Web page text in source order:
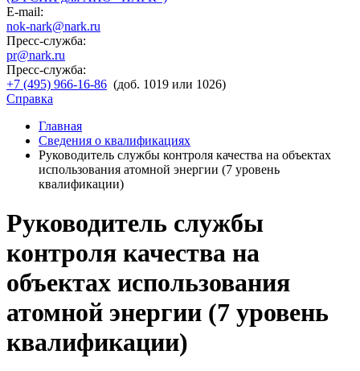
E-mail:
nok-nark@nark.ru
Пресс-служба:
pr@nark.ru
Пресс-служба:
+7 (495) 966-16-86 (доб. 1019 или 1026)
Справка
Главная
Сведения о квалификациях
Руководитель службы контроля качества на объектах
использования атомной энергии (7 уровень
квалификации)
Руководитель службы
контроля качества на
объектах использования
атомной энергии (7 уровень
квалификации)